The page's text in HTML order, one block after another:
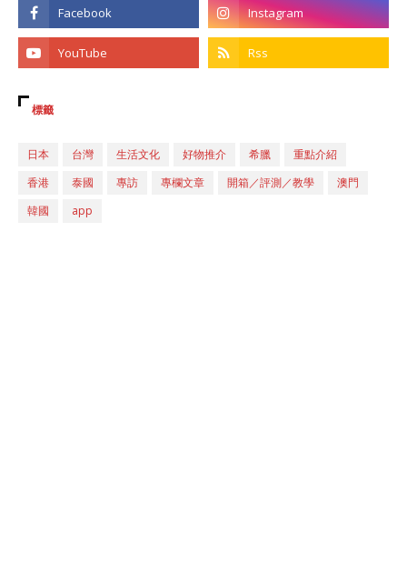
標籤
日本 台灣 生活文化 好物推介 希臘
重點介紹
香港
泰國 專訪 專欄文章 開箱／評測／教學
澳門
韓國
app